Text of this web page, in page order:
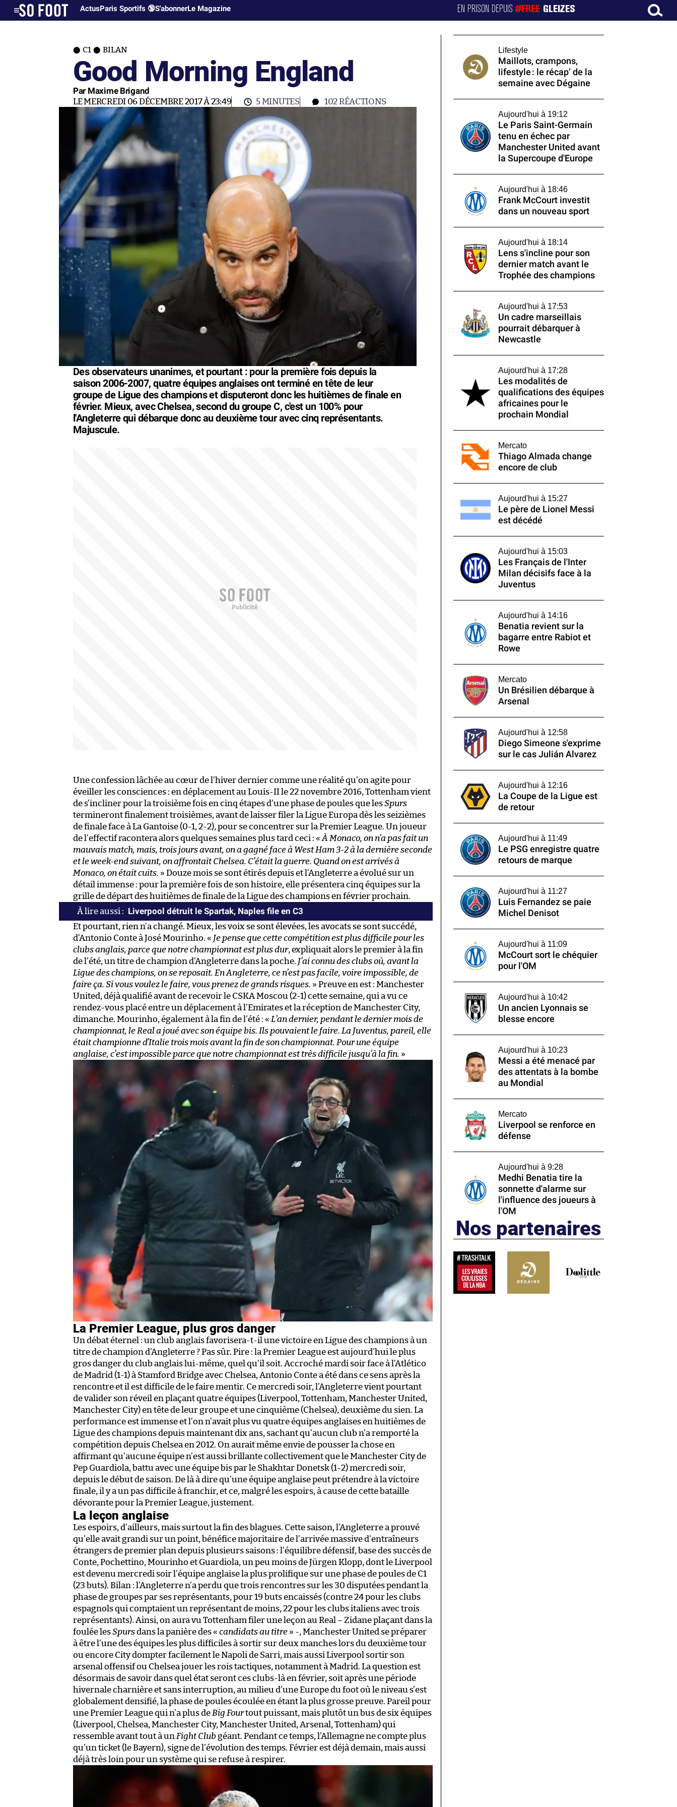
ActusParis Sportifs 🔞S'abonnerLe Magazine EN PRISON DEPUIS#FREE GLEIZES
C1 BILAN
Good Morning England
Par Maxime Brigand
LE MERCREDI 06 DÉCEMBRE 2017 À 23:49 5 MINUTES 102RÉACTIONS
Des observateurs unanimes, et pourtant : pour la première fois depuis la
saison 2006-2007, quatre équipes anglaises ont terminé en tête de leur
groupe de Ligue des champions et disputeront donc les huitièmes de finale en
février. Mieux, avec Chelsea, second du groupe C, c'est un 100% pour
l'Angleterre qui débarque donc au deuxième tour avec cinq représentants.
Majuscule.
Une confession lâchée au cœur de l’hiver dernier comme une réalité qu’on agite pour
éveiller les consciences : en déplacement au Louis-II le 22 novembre 2016, Tottenham vient
de s’incliner pour la troisième fois en cinq étapes d’une phase de poules que lesSpurs
termineront finalement troisièmes, avant de laisser filer la Ligue Europa dès les seizièmes
de finale face à La Gantoise (0-1, 2-2), pour se concentrer sur la Premier League. Un joueur
de l’effectif racontera alors quelques semaines plus tard ceci : « À Monaco, on n’a pas fait un
mauvais match, mais, trois jours avant, on a gagné face à West Ham 3-2 à la dernière seconde
et le week-end suivant, on affrontait Chelsea. C’était la guerre. Quand on est arrivés à
Monaco, on était cuits. » Douze mois se sont étirés depuis et l’Angleterre a évolué sur un
détail immense : pour la première fois de son histoire, elle présentera cinq équipes sur la
grille de départ des huitièmes de finale de la Ligue des champions en février prochain.
Liverpool détruit le Spartak, Naples file en C3
Et pourtant, rien n’a changé. Mieux, les voix se sont élevées, les avocats se sont succédé,
d’Antonio Conte à José Mourinho. « Je pense que cette compétition est plus difficile pour les
clubs anglais, parce que notre championnat est plus dur, expliquait alors le premier à la fin
de l’été, un titre de champion d’Angleterre dans la poche. J’ai connu des clubs où, avant la
Ligue des champions, on se reposait. En Angleterre, ce n’est pas facile, voire impossible, de
faire ça. Si vous voulez le faire, vous prenez de grands risques. » Preuve en est : Manchester
United, déjà qualifié avant de recevoir le CSKA Moscou (2-1) cette semaine, qui a vu ce
rendez-vous placé entre un déplacement à l’Emirates et la réception de Manchester City,
dimanche. Mourinho, également à la fin de l’été : « L’an dernier, pendant le dernier mois de
championnat, le Real a joué avec son équipe bis. Ils pouvaient le faire. La Juventus, pareil, elle
était championne d’Italie trois mois avant la fin de son championnat. Pour une équipe
anglaise, c’est impossible parce que notre championnat est très difficile jusqu’à la fin. »
La Premier League, plus gros danger
Un débat éternel : un club anglais favorisera-t-il une victoire en Ligue des champions à un
titre de champion d’Angleterre ? Pas sûr. Pire : la Premier League est aujourd’hui le plus
gros danger du club anglais lui-même, quel qu’il soit. Accroché mardi soir face à l’Atlético
de Madrid (1-1) à Stamford Bridge avec Chelsea, Antonio Conte a été dans ce sens après la
rencontre et il est difficile de le faire mentir. Ce mercredi soir, l’Angleterre vient pourtant
de valider son réveil en plaçant quatre équipes (Liverpool, Tottenham, Manchester United,
Manchester City) en tête de leur groupe et une cinquième (Chelsea), deuxième du sien. La
performance est immense et l’on n’avait plus vu quatre équipes anglaises en huitièmes de
Ligue des champions depuis maintenant dix ans, sachant qu’aucun club n’a remporté la
compétition depuis Chelsea en 2012. On aurait même envie de pousser la chose en
affirmant qu’aucune équipe n’est aussi brillante collectivement que le Manchester City de
Pep Guardiola, battu avec une équipe bis par le Shakhtar Donetsk (1-2) mercredi soir,
depuis le début de saison. De là à dire qu’une équipe anglaise peut prétendre à la victoire
finale, il y a un pas difficile à franchir, et ce, malgré les espoirs, à cause de cette bataille
dévorante pour la Premier League, justement.
La leçon anglaise
Les espoirs, d’ailleurs, mais surtout la fin des blagues. Cette saison, l’Angleterre a prouvé
qu’elle avait grandi sur un point, bénéfice majoritaire de l’arrivée massive d’entraîneurs
étrangers de premier plan depuis plusieurs saisons : l’équilibre défensif, base des succès de
Conte, Pochettino, Mourinho et Guardiola, un peu moins de Jürgen Klopp, dont le Liverpool
est devenu mercredi soir l’équipe anglaise la plus prolifique sur une phase de poules de C1
(23 buts). Bilan : l’Angleterre n’a perdu que trois rencontres sur les 30 disputées pendant la
phase de groupes par ses représentants, pour 19 buts encaissés (contre 24 pour les clubs
espagnols qui comptaient un représentant de moins, 22 pour les clubs italiens avec trois
représentants). Ainsi, on aura vu Tottenham filer une leçon au Real – Zidane plaçant dans la
foulée lesSpursdans la panière des « candidats au titre » -, Manchester United se préparer
à être l’une des équipes les plus difficiles à sortir sur deux manches lors du deuxième tour
ou encore City dompter facilement le Napoli de Sarri, mais aussi Liverpool sortir son
arsenal offensif ou Chelsea jouer les rois tactiques, notamment à Madrid. La question est
désormais de savoir dans quel état seront ces clubs-là en février, soit après une période
hivernale charnière et sans interruption, au milieu d’une Europe du foot où le niveau s’est
globalement densifié, la phase de poules écoulée en étant la plus grosse preuve. Pareil pour
une Premier League qui n’a plus deBig Fourtout puissant, mais plutôt un bus de six équipes
(Liverpool, Chelsea, Manchester City, Manchester United, Arsenal, Tottenham) qui
ressemble avant tout à unFight Club géant. Pendant ce temps, l’Allemagne ne compte plus
qu’un ticket (le Bayern), signe de l’évolution des temps. Février est déjà demain, mais aussi
déjà très loin pour un système qui se refuse à respirer.
Lifestyle
Maillots, crampons,
lifestyle : le récap’ de la
semaine avec Dégaine
Aujourd'hui à 19:12
Le Paris Saint-Germain
tenu en échec par
Manchester United avant
la Supercoupe d'Europe
Aujourd'hui à 18:46
Frank McCourt investit
dans un nouveau sport
Aujourd'hui à 18:14
Lens s'incline pour son
dernier match avant le
Trophée des champions
Aujourd'hui à 17:53
Un cadre marseillais
pourrait débarquer à
Newcastle
Aujourd'hui à 17:28
Les modalités de
qualifications des équipes
africaines pour le
prochain Mondial
Mercato
Thiago Almada change
encore de club
Aujourd'hui à 15:27
Le père de Lionel Messi
est décédé
Aujourd'hui à 15:03
Les Français de l'Inter
Milan décisifs face à la
Juventus
Aujourd'hui à 14:16
Benatia revient sur la
bagarre entre Rabiot et
Rowe
Mercato
Un Brésilien débarque à
Arsenal
Aujourd'hui à 12:58
Diego Simeone s'exprime
sur le cas Julián Alvarez
Aujourd'hui à 12:16
La Coupe de la Ligue est
de retour
Aujourd'hui à 11:49
Le PSG enregistre quatre
retours de marque
Aujourd'hui à 11:27
Luis Fernandez se paie
Michel Denisot
Aujourd'hui à 11:09
McCourt sort le chéquier
pour l'OM
Aujourd'hui à 10:42
Un ancien Lyonnais se
blesse encore
Aujourd'hui à 10:23
Messi a été menacé par
des attentats à la bombe
au Mondial
Mercato
Liverpool se renforce en
défense
Aujourd'hui à 9:28
Medhi Benatia tire la
sonnette d'alarme sur
l'influence des joueurs à
l'OM
Nos partenaires